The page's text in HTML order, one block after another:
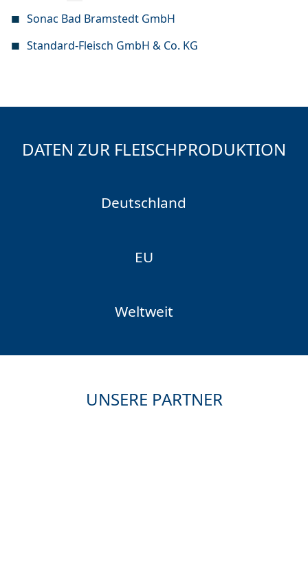
Sonac Bad Bramstedt GmbH
Standard-Fleisch GmbH & Co. KG
DATEN ZUR FLEISCHPRODUKTION
Deutschland
EU
Weltweit
UNSERE PARTNER